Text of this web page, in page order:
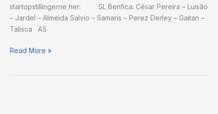
startopstillingerne her: SL Benfica: César Pereira – Luisão
– Jardel – Almeida Salvio – Samaris – Perez Derley – Gaitan –
Talisca AS
Read More »